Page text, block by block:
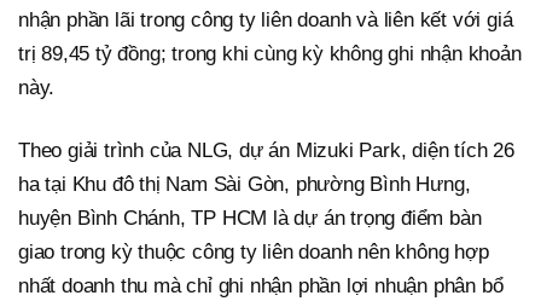
nhận phần lãi trong công ty liên doanh và liên kết với giá
trị 89,45 tỷ đồng; trong khi cùng kỳ không ghi nhận khoản
này.
Theo giải trình của NLG, dự án Mizuki Park, diện tích 26
ha tại Khu đô thị Nam Sài Gòn, phường Bình Hưng,
huyện Bình Chánh, TP HCM là dự án trọng điểm bàn
giao trong kỳ thuộc công ty liên doanh nên không hợp
nhất doanh thu mà chỉ ghi nhận phần lợi nhuận phân bổ